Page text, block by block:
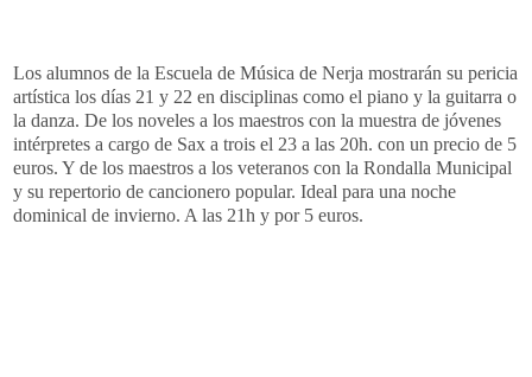
Los alumnos de la Escuela de Música de Nerja mostrarán su pericia
artística los días 21 y 22 en disciplinas como el piano y la guitarra o
la danza. De los noveles a los maestros con la muestra de jóvenes
intérpretes a cargo de Sax a trois el 23 a las 20h. con un precio de 5
euros. Y de los maestros a los veteranos con la Rondalla Municipal
y su repertorio de cancionero popular. Ideal para una noche
dominical de invierno. A las 21h y por 5 euros.